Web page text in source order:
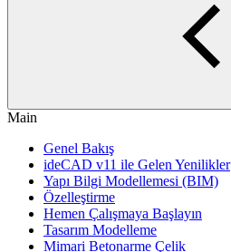
Main
Genel Bakış
ideCAD v11 ile Gelen Yenilikler
Yapı Bilgi Modellemesi (BIM)
Özelleştirme
Hemen Çalışmaya Başlayın
Tasarım Modelleme
Mimari Betonarme Çelik